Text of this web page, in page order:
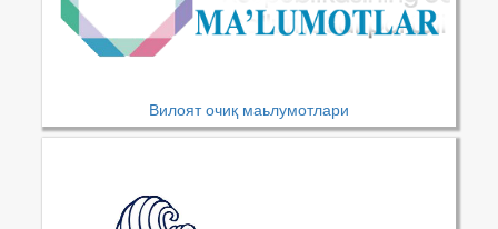
Вилоят очиқ маьлумотлари